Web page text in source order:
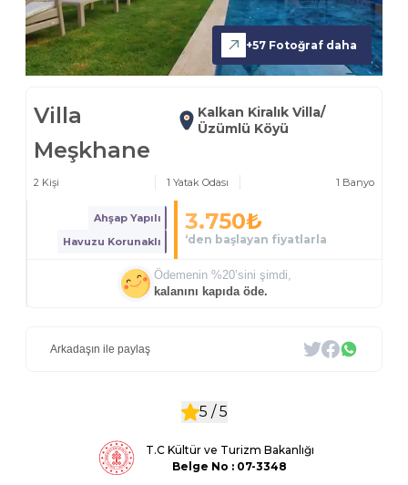
+57 Fotoğraf daha
Villa
Meşkhane
Kalkan Kiralık Villa/
Üzümlü Köyü
2 Kişi 1 Yatak Odası 1 Banyo
Ahşap Yapılı
Havuzu Korunaklı
3.750₺
‘den başlayan fiyatlarla
Ödemenin %20’sini şimdi,
kalanını kapıda öde.
Arkadaşın ile paylaş
5 /5
T.C Kültür ve Turizm Bakanlığı
Belge No : 07-3348